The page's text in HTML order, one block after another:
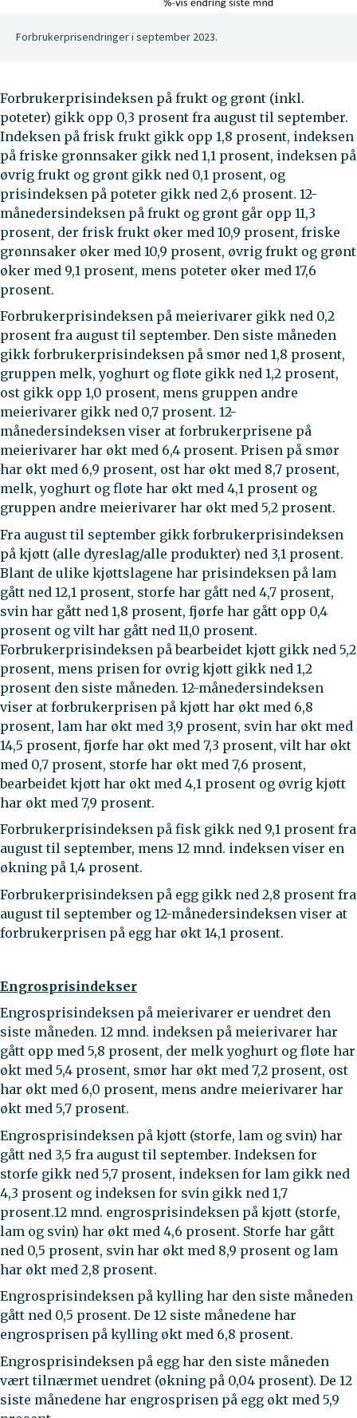
Forbrukerprisendringer i september 2023.
Forbrukerprisindeksen på frukt og grønt (inkl.
poteter) gikk opp 0,3 prosent fra august til september.
Indeksen på frisk frukt gikk opp 1,8 prosent, indeksen
på friske grønnsaker gikk ned 1,1 prosent, indeksen på
øvrig frukt og grønt gikk ned 0,1 prosent, og
prisindeksen på poteter gikk ned 2,6 prosent. 12-
månedersindeksen på frukt og grønt går opp 11,3
prosent, der frisk frukt øker med 10,9 prosent, friske
grønnsaker øker med 10,9 prosent, øvrig frukt og grønt
øker med 9,1 prosent, mens poteter øker med 17,6
prosent.
Forbrukerprisindeksen på meierivarer gikk ned 0,2
prosent fra august til september. Den siste måneden
gikk forbrukerprisindeksen på smør ned 1,8 prosent,
gruppen melk, yoghurt og fløte gikk ned 1,2 prosent,
ost gikk opp 1,0 prosent, mens gruppen andre
meierivarer gikk ned 0,7 prosent. 12-
månedersindeksen viser at forbrukerprisene på
meierivarer har økt med 6,4 prosent. Prisen på smør
har økt med 6,9 prosent, ost har økt med 8,7 prosent,
melk, yoghurt og fløte har økt med 4,1 prosent og
gruppen andre meierivarer har økt med 5,2 prosent.
Fra august til september gikk forbrukerprisindeksen
på kjøtt (alle dyreslag/alle produkter) ned 3,1 prosent.
Blant de ulike kjøttslagene har prisindeksen på lam
gått ned 12,1 prosent, storfe har gått ned 4,7 prosent,
svin har gått ned 1,8 prosent, fjørfe har gått opp 0,4
prosent og vilt har gått ned 11,0 prosent.
Forbrukerprisindeksen på bearbeidet kjøtt gikk ned 5,2
prosent, mens prisen for øvrig kjøtt gikk ned 1,2
prosent den siste måneden. 12-månedersindeksen
viser at forbrukerprisen på kjøtt har økt med 6,8
prosent, lam har økt med 3,9 prosent, svin har økt med
14,5 prosent, fjørfe har økt med 7,3 prosent, vilt har økt
med 0,7 prosent, storfe har økt med 7,6 prosent,
bearbeidet kjøtt har økt med 4,1 prosent og øvrig kjøtt
har økt med 7,9 prosent.
Forbrukerprisindeksen på fisk gikk ned 9,1 prosent fra
august til september, mens 12 mnd. indeksen viser en
økning på 1,4 prosent.
Forbrukerprisindeksen på egg gikk ned 2,8 prosent fra
august til september og 12-månedersindeksen viser at
forbrukerprisen på egg har økt 14,1 prosent.
Engrosprisindekser
Engrosprisindeksen på meierivarer er uendret den
siste måneden. 12 mnd. indeksen på meierivarer har
gått opp med 5,8 prosent, der melk yoghurt og fløte har
økt med 5,4 prosent, smør har økt med 7,2 prosent, ost
har økt med 6,0 prosent, mens andre meierivarer har
økt med 5,7 prosent.
Engrosprisindeksen på kjøtt (storfe, lam og svin) har
gått ned 3,5 fra august til september. Indeksen for
storfe gikk ned 5,7 prosent, indeksen for lam gikk ned
4,3 prosent og indeksen for svin gikk ned 1,7
prosent.12 mnd. engrosprisindeksen på kjøtt (storfe,
lam og svin) har økt med 4,6 prosent. Storfe har gått
ned 0,5 prosent, svin har økt med 8,9 prosent og lam
har økt med 2,8 prosent.
Engrosprisindeksen på kylling har den siste måneden
gått ned 0,5 prosent. De 12 siste månedene har
engrosprisen på kylling økt med 6,8 prosent.
Engrosprisindeksen på egg har den siste måneden
vært tilnærmet uendret (økning på 0,04 prosent). De 12
siste månedene har engrosprisen på egg økt med 5,9